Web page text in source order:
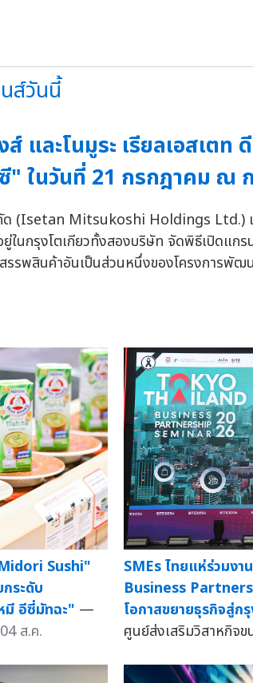
ส์วันนี้
และโนมูระ เรียลเอสเต
ในวันที่ 21 กรกฎาคม ณ
ด (Isetan Mitsukoshi Holdings Ltd.)
นกรุงโตเกียวทั้งสองบริษัท จัดพิธีเปิดแก
รรพสินค้าอันเป็นส่วนหนึ่งของโครงการ
Sushi"
ระดับ
มี อีซี่มัทฉะ" —
04 ส.ค.
SMEs ไทยแห่ร่วมง
Business
โอกาสขยายธุรกิจสู่ก
ศูนย์ส่งเสริมวิสาหกิจข